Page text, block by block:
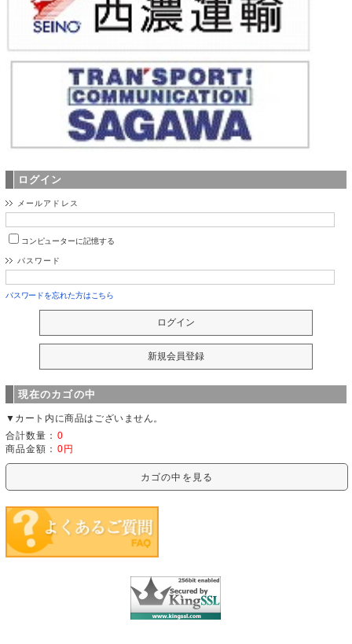
ログイン
メールアドレス
コンピューターに記憶する
パスワード
パスワードを忘れた方はこちら
現在のカゴの中
▼カート内に商品はございません。
合計数量： 0
商品金額： 0円
カゴの中を見る